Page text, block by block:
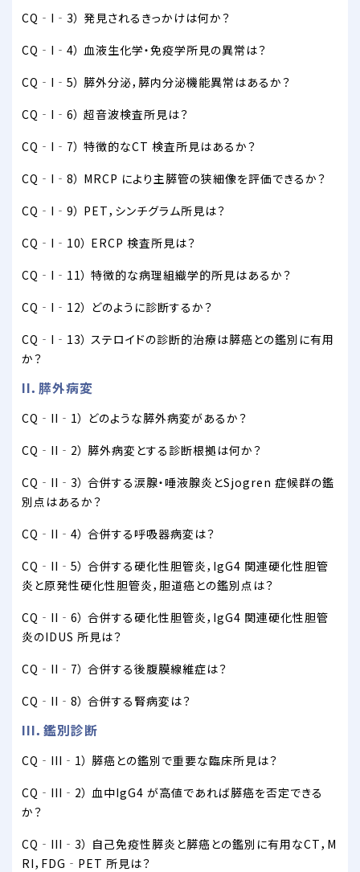
CQ‐I‐3） 発見されるきっかけは何か？
CQ‐I‐4） 血液生化学・免疫学所見の異常は？
CQ‐I‐5） 膵外分泌，膵内分泌機能異常はあるか？
CQ‐I‐6） 超音波検査所見は？
CQ‐I‐7） 特徴的なCT 検査所見はあるか？
CQ‐I‐8） MRCP により主膵管の狭細像を評価できるか？
CQ‐I‐9） PET，シンチグラム所見は？
CQ‐I‐10） ERCP 検査所見は？
CQ‐I‐11） 特徴的な病理組織学的所見はあるか？
CQ‐I‐12） どのように診断するか？
CQ‐I‐13） ステロイドの診断的治療は膵癌との鑑別に有用
か？
II．膵外病変
CQ‐II‐1） どのような膵外病変があるか？
CQ‐II‐2） 膵外病変とする診断根拠は何か？
CQ‐II‐3） 合併する涙腺・唾液腺炎とSjogren 症候群の鑑
別点はあるか？
CQ‐II‐4） 合併する呼吸器病変は？
CQ‐II‐5） 合併する硬化性胆管炎，IgG4 関連硬化性胆管
炎と原発性硬化性胆管炎，胆道癌との鑑別点は？
CQ‐II‐6） 合併する硬化性胆管炎，IgG4 関連硬化性胆管
炎のIDUS 所見は？
CQ‐II‐7） 合併する後腹膜線維症は？
CQ‐II‐8） 合併する腎病変は？
III．鑑別診断
CQ‐III‐1） 膵癌との鑑別で重要な臨床所見は？
CQ‐III‐2） 血中IgG4 が高値であれば膵癌を否定できる
か？
CQ‐III‐3） 自己免疫性膵炎と膵癌との鑑別に有用なCT，M
RI，FDG‐PET 所見は？